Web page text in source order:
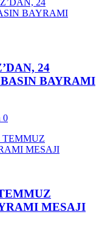
24
BAYRAMI
0
MESAJI